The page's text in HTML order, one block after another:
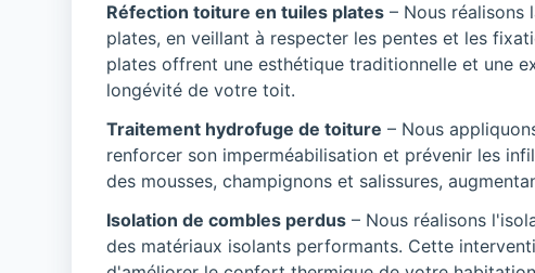
Réfection toiture en tuiles plates– Nous réalisons
plates, en veillant à respecter les pentes et les
plates offrent une esthétique traditionnelle et une
longévité de votre toit.
Traitement hydrofuge de toiture – Nous
renforcer son imperméabilisation et prévenir les
des mousses, champignons et salissures,
Isolation de combles perdus– Nous réalisons
des matériaux isolants performants. Cette